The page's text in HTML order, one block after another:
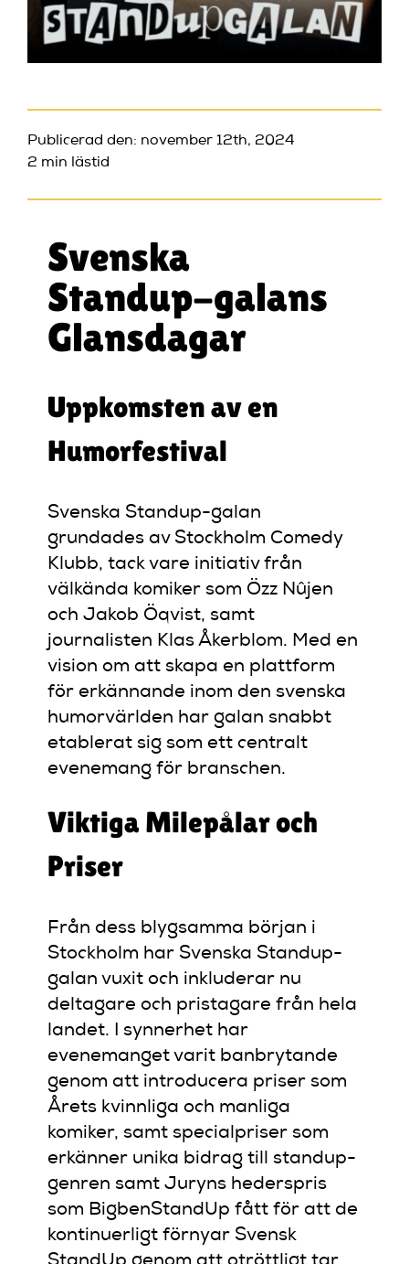
Publicerad den: november 12th, 2024
2 min lästid
Svenska
Standup-galans
Glansdagar
Uppkomsten av en
Humorfestival
Svenska Standup-galan
grundades av Stockholm Comedy
Klubb, tack vare initiativ från
välkända komiker som Özz Nûjen
och Jakob Öqvist, samt
journalisten Klas Åkerblom. Med en
vision om att skapa en plattform
för erkännande inom den svenska
humorvärlden har galan snabbt
etablerat sig som ett centralt
evenemang för branschen.
Viktiga Milepålar och
Priser
Från dess blygsamma början i
Stockholm har Svenska Standup-
galan vuxit och inkluderar nu
deltagare och pristagare från hela
landet. I synnerhet har
evenemanget varit banbrytande
genom att introducera priser som
Årets kvinnliga och manliga
komiker, samt specialpriser som
erkänner unika bidrag till standup-
genren samt Juryns hederspris
som BigbenStandUp fått för att de
kontinuerligt förnyar Svensk